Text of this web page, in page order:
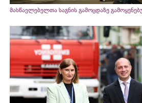
მასწავლებელთა საგნის გამოცდაზე